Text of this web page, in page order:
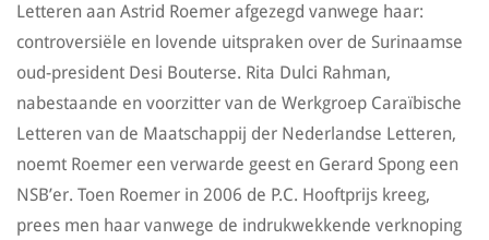
Letteren aan Astrid Roemer afgezegd vanwege haar:
controversiële en lovende uitspraken over de Surinaamse
oud-president Desi Bouterse. Rita Dulci Rahman,
nabestaande en voorzitter van de Werkgroep Caraïbische
Letteren van de Maatschappij der Nederlandse Letteren,
noemt Roemer een verwarde geest en Gerard Spong een
NSB’er. Toen Roemer in 2006 de P.C. Hooftprijs kreeg,
prees men haar vanwege de indrukwekkende verknoping